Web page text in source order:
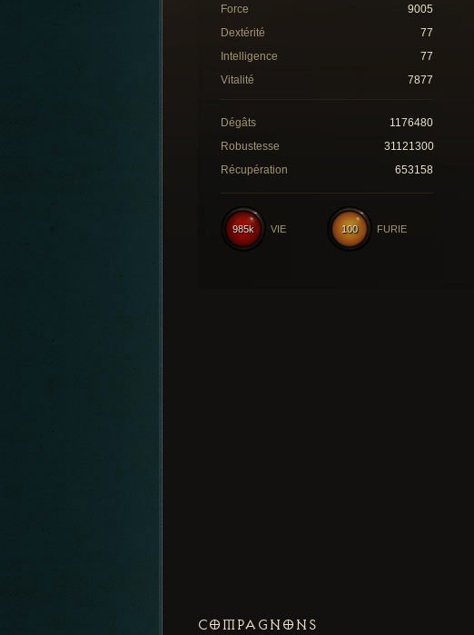
Force
9005
Dextérité
77
Intelligence
77
Vitalité
7877
Dégâts
1176480
Robustesse
31121300
Récupération
653158
100 FURIE
985k VIE
COMPAGNONS